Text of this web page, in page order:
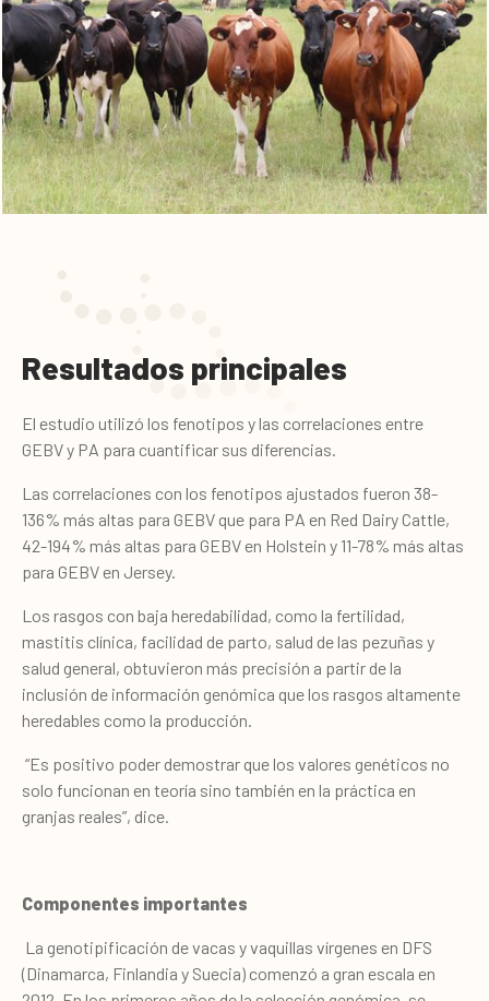
Resultados principales
El estudio utilizó los fenotipos y las correlaciones entre
GEBV y PA para cuantificar sus diferencias.
Las correlaciones con los fenotipos ajustados fueron 38-
136% más altas para GEBV que para PA en Red Dairy Cattle,
42-194% más altas para GEBV en Holstein y 11-78% más altas
para GEBV en Jersey.
Los rasgos con baja heredabilidad, como la fertilidad,
mastitis clínica, facilidad de parto, salud de las pezuñas y
salud general, obtuvieron más precisión a partir de la
inclusión de información genómica que los rasgos altamente
heredables como la producción.
“Es positivo poder demostrar que los valores genéticos no
solo funcionan en teoría sino también en la práctica en
granjas reales”, dice.
Componentes importantes
La genotipificación de vacas y vaquillas vírgenes en DFS
(Dinamarca, Finlandia y Suecia) comenzó a gran escala en